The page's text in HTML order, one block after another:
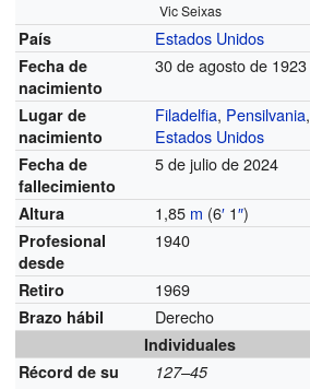
Vic Seixas
País Estados Unidos
Fecha de
nacimiento
30 de agosto de 1923
Lugar de
nacimiento
Filadelfia, Pensilvania,
Estados Unidos
Fecha de
fallecimiento
5 de julio de 2024
Altura 1,85 m (6′ 1″)
Profesional
desde
1940
Retiro 1969
Brazo hábil Derecho
Individuales
Récord de su
127–45